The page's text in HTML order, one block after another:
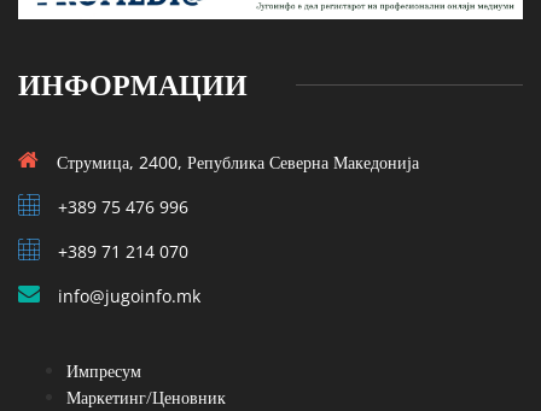
ИНФОРМАЦИИ
Струмица, 2400, Република Северна Македонија
+389 75 476 996
+389 71 214 070
info@jugoinfo.mk
Импресум
Маркетинг/Ценовник